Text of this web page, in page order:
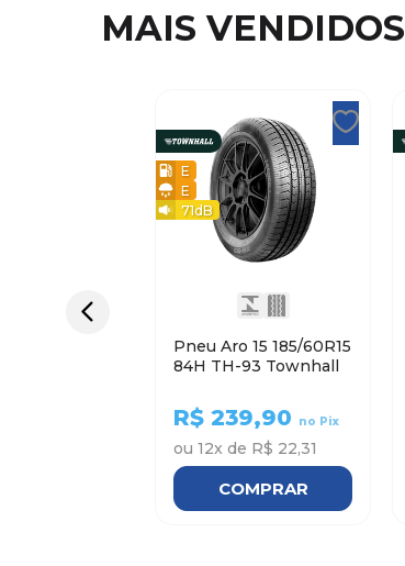
MAIS VENDIDOS
E
E
71dB
Pneu Aro 15 185/60R15
84H TH-93 Townhall
R$239,90 no Pix
ou 12x de R$ 22,31
COMPRAR